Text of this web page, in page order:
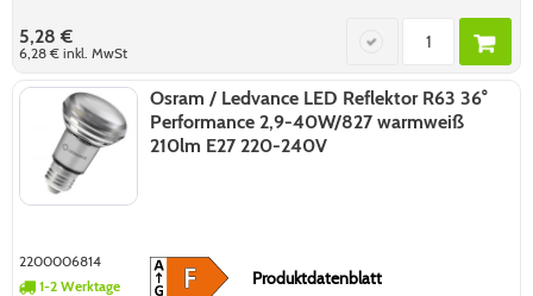
5,28 €
6,28 €inkl. MwSt
Osram / Ledvance LED Reflektor R63 36°
Performance 2,9-40W/827 warmweiß
210lm E27 220-240V
2200006814
1-2 Werktage
Produktdatenblatt